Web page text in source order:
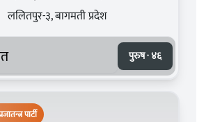
ललितपुर-३, बागमती प्रदेश
पुरुष · ४६
पार्टी